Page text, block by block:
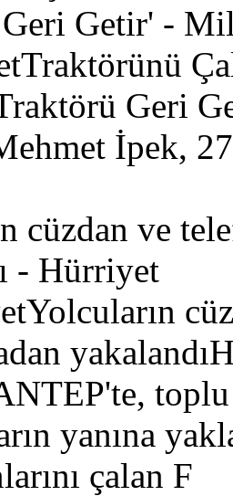
Getir' -
Geri
İpek,
cüzdan ve
- Hürriyet
toplu
yanına
çalan F